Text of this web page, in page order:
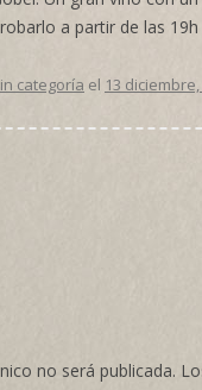
a partir de las
categoría el 13
no será publicada.